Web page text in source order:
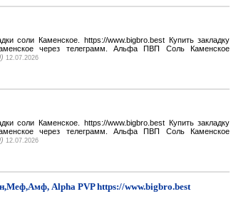
соли Каменское. https://www.bigbro.best Купить закладку
через телеграмм. Альфа ПВП Соль Каменское
12.07.2026
соли Каменское. https://www.bigbro.best Купить закладку
через телеграмм. Альфа ПВП Соль Каменское
12.07.2026
Alpha PVP https://www.bigbro.best